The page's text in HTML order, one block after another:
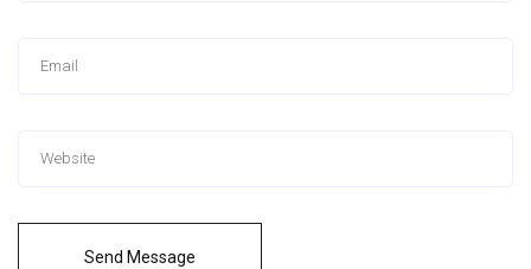
Send Message